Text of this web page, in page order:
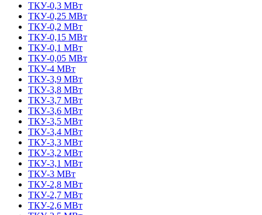
ТКУ-0,3 МВт
ТКУ-0,25 МВт
ТКУ-0,2 МВт
ТКУ-0,15 МВт
ТКУ-0,1 МВт
ТКУ-0,05 МВт
ТКУ-4 МВт
ТКУ-3,9 МВт
ТКУ-3,8 МВт
ТКУ-3,7 МВт
ТКУ-3,6 МВт
ТКУ-3,5 МВт
ТКУ-3,4 МВт
ТКУ-3,3 МВт
ТКУ-3,2 МВт
ТКУ-3,1 МВт
ТКУ-3 МВт
ТКУ-2,8 МВт
ТКУ-2,7 МВт
ТКУ-2,6 МВт